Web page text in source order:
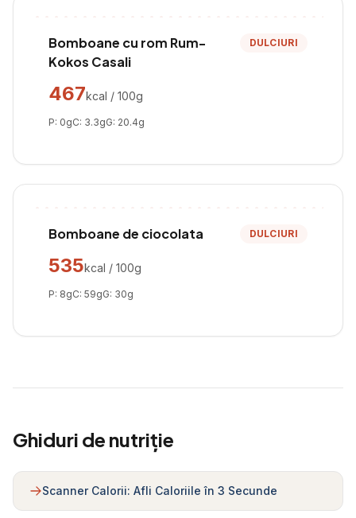
Bomboane cu rom Rum-
Kokos Casali
DULCIURI
467kcal / 100g
P: 0gC: 3.3gG: 20.4g
Bomboane de ciocolata DULCIURI
535kcal / 100g
P: 8gC: 59gG: 30g
Ghiduri de nutriție
Scanner Calorii: Afli Caloriile în 3 Secunde